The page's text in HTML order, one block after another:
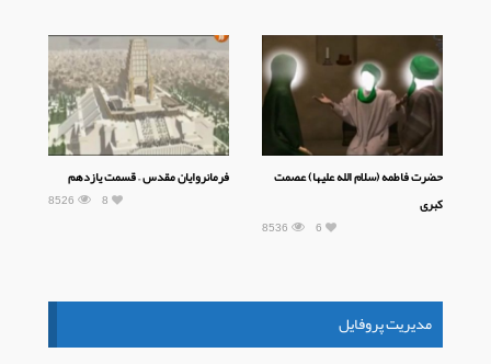
حضرت فاطمه (سلام الله علیها) عصمت
کبری
8536 6
فرمانروایان مقدس – قسمت یازدهم
8526 8
مدیریت پروفایل